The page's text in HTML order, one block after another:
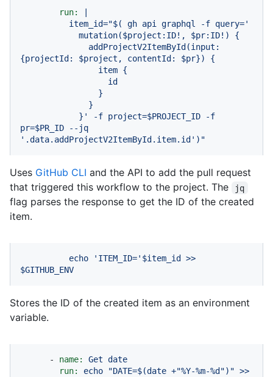
run:
{projectId: $project, contentId: $pr}) {
pr=$PR_ID --jq
'.data.addProjectV2ItemById.item.id')"
Uses GitHub CLI and the API to add the pull request
that triggered this workflow to the project. The
jq
flag parses the response to get the ID of the created
item.
echo 'ITEM_ID=' $item_id
>>
$GITHUB_ENV
Stores the ID of the created item as an environment
variable.
- name: Get date
run:
echo "DATE=$(date +"%Y-%m-%d")" >>